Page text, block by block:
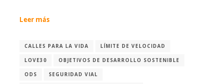
Leer más
CALLES PARA LA VIDA LÍMITE DE VELOCIDAD
LOVE30 OBJETIVOS DE DESARROLLO SOSTENIBLE
ODS SEGURIDAD VIAL